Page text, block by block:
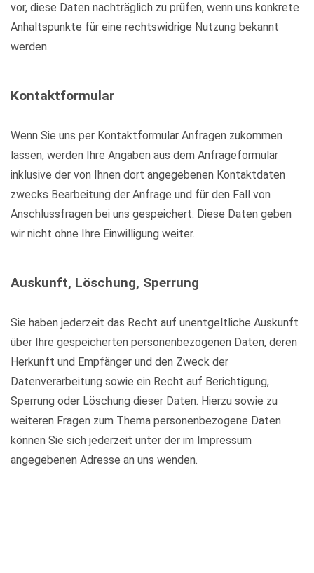
vor, diese Daten nachträglich zu prüfen, wenn uns konkrete
Anhaltspunkte für eine rechtswidrige Nutzung bekannt
werden.
Kontaktformular
Wenn Sie uns per Kontaktformular Anfragen zukommen
lassen, werden Ihre Angaben aus dem Anfrageformular
inklusive der von Ihnen dort angegebenen Kontaktdaten
zwecks Bearbeitung der Anfrage und für den Fall von
Anschlussfragen bei uns gespeichert. Diese Daten geben
wir nicht ohne Ihre Einwilligung weiter.
Auskunft, Löschung, Sperrung
Sie haben jederzeit das Recht auf unentgeltliche Auskunft
über Ihre gespeicherten personenbezogenen Daten, deren
Herkunft und Empfänger und den Zweck der
Datenverarbeitung sowie ein Recht auf Berichtigung,
Sperrung oder Löschung dieser Daten. Hierzu sowie zu
weiteren Fragen zum Thema personenbezogene Daten
können Sie sich jederzeit unter der im Impressum
angegebenen Adresse an uns wenden.